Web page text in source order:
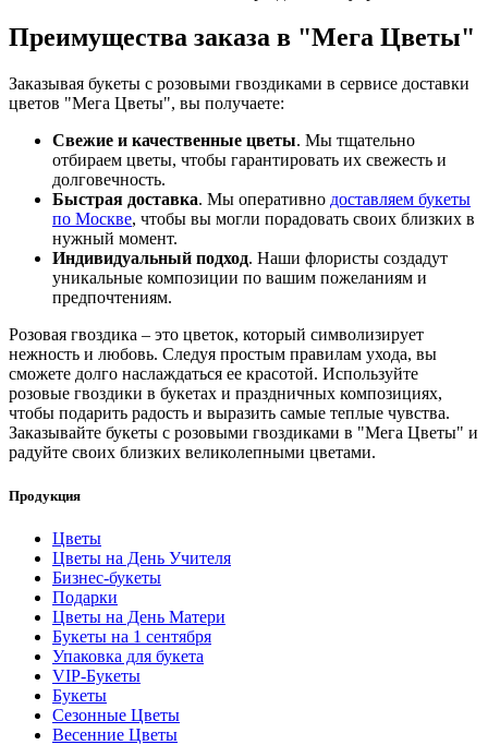
Преимущества заказа в "Мега Цветы"
Заказывая букеты с розовыми гвоздиками в сервисе доставки
цветов "Мега Цветы", вы получаете:
Свежие и качественные цветы. Мы тщательно
отбираем цветы, чтобы гарантировать их свежесть и
долговечность.
Быстрая доставка. Мы оперативно доставляем букеты
по Москве, чтобы вы могли порадовать своих близких в
нужный момент.
Индивидуальный подход. Наши флористы создадут
уникальные композиции по вашим пожеланиям и
предпочтениям.
Розовая гвоздика – это цветок, который символизирует
нежность и любовь. Следуя простым правилам ухода, вы
сможете долго наслаждаться ее красотой. Используйте
розовые гвоздики в букетах и праздничных композициях,
чтобы подарить радость и выразить самые теплые чувства.
Заказывайте букеты с розовыми гвоздиками в "Мега Цветы" и
радуйте своих близких великолепными цветами.
Продукция
Цветы
Цветы на День Учителя
Бизнес-букеты
Подарки
Цветы на День Матери
Букеты на 1 сентября
Упаковка для букета
VIP-Букеты
Букеты
Сезонные Цветы
Весенние Цветы